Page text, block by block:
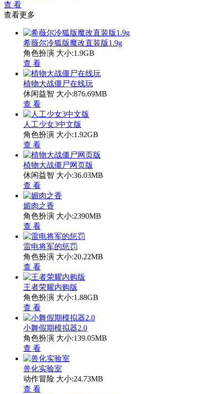
查 看
查看更多
希薇尔冷狐版魔改直装版1.9g
角色扮演 大小:1.9GB
查 看
植物大战僵尸在线玩
休闲益智 大小:876.69MB
查 看
人工少女3中文版
角色扮演 大小:1.92GB
查 看
植物大战僵尸网页版
休闲益智 大小:36.03MB
查 看
媚肉之香
角色扮演 大小:2390MB
查 看
雷电将军的惩罚
角色扮演 大小:20.22MB
查 看
王者荣耀内购版
角色扮演 大小:1.88GB
查 看
小舞假期模拟器2.0
角色扮演 大小:139.05MB
查 看
兽化实验室
动作冒险 大小:24.73MB
查 看